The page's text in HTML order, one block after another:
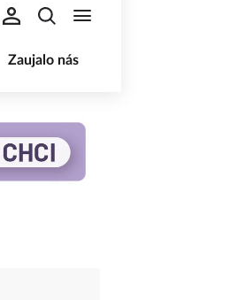
Zaujalo nás